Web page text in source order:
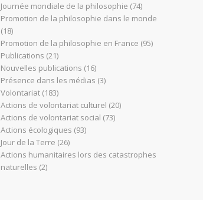
Journée mondiale de la philosophie (74)
Promotion de la philosophie dans le monde
(18)
Promotion de la philosophie en France (95)
Publications (21)
Nouvelles publications (16)
Présence dans les médias (3)
Volontariat (183)
Actions de volontariat culturel (20)
Actions de volontariat social (73)
Actions écologiques (93)
Jour de la Terre (26)
Actions humanitaires lors des catastrophes
naturelles (2)